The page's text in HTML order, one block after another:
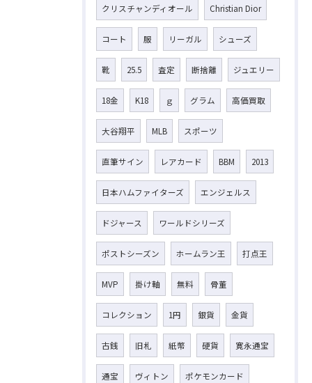
クリスチャンディオール Christian Dior
コート 服 リーガル シューズ
靴 25.5 査定 断捨離 ジュエリー
18金 K18 ｇ グラム 高価買取
大谷翔平 MLB スポーツ
直筆サイン レアカード BBM 2013
日本ハムファイターズ エンジェルス
ドジャース ワールドシリーズ
ポストシーズン ホームラン王 打点王
MVP 掛け軸 無料 骨董
コレクション 1円 銀貨 金貨
古銭 旧札 紙幣 硬貨 寛永通宝
通宝 ヴィトン ポケモンカード